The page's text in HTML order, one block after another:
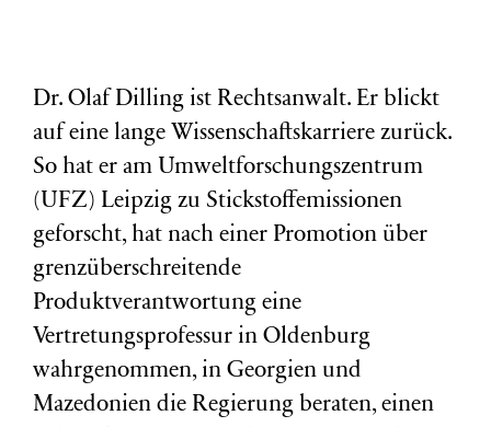
Dr. Olaf Dilling ist Rechtsanwalt. Er blickt
auf eine lange Wissenschaftskarriere zurück.
So hat er am Umweltforschungszentrum
(UFZ) Leipzig zu Stickstoffemissionen
geforscht, hat nach einer Promotion über
grenzüberschreitende
Produktverantwortung eine
Vertretungsprofessur in Oldenburg
wahrgenommen, in Georgien und
Mazedonien die Regierung beraten, einen